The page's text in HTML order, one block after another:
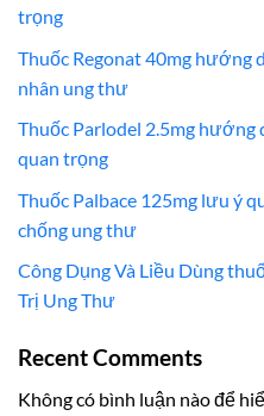
trọng
Thuốc Regonat 40mg hướng
nhân ung thư
Thuốc Parlodel 2.5mg
quan trọng
Thuốc Palbace 125mg lưu ý
chống ung thư
Công Dụng Và Liều Dùng
Trị Ung Thư
Recent Comments
Không có bình luận nào để